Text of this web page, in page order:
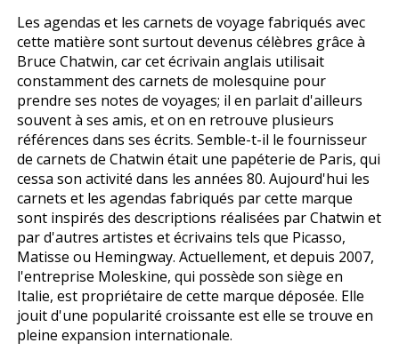
Les agendas et les carnets de voyage fabriqués avec
cette matière sont surtout devenus célèbres grâce à
Bruce Chatwin, car cet écrivain anglais utilisait
constamment des carnets de molesquine pour
prendre ses notes de voyages; il en parlait d'ailleurs
souvent à ses amis, et on en retrouve plusieurs
références dans ses écrits. Semble-t-il le fournisseur
de carnets de Chatwin était une papéterie de Paris, qui
cessa son activité dans les années 80. Aujourd'hui les
carnets et les agendas fabriqués par cette marque
sont inspirés des descriptions réalisées par Chatwin et
par d'autres artistes et écrivains tels que Picasso,
Matisse ou Hemingway. Actuellement, et depuis 2007,
l'entreprise Moleskine, qui possède son siège en
Italie, est propriétaire de cette marque déposée. Elle
jouit d'une popularité croissante est elle se trouve en
pleine expansion internationale.